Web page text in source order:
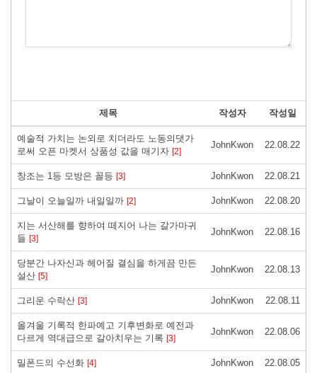
제목 작성자 작성일
예술적 가치는 논외로 치더라도 노동의댓가
로써 오픈 마켓서 상품성 값을 매기자 [2]
JohnKwon 22.08.22
창조는 1등 모방은 꼴등 [3] JohnKwon 22.08.21
그날이 오늘일까 내일일까 [2] JohnKwon 22.08.20
지는 서산해를 향하여 떼지어 나는 갈가마귀
들 [3]
JohnKwon 22.08.16
당분간 나자신과 헤어질 결심을 하게끔 만든
설산 [5]
JohnKwon 22.08.13
그리운 수락산 [3] JohnKwon 22.08.11
올겨울 기록적 한파예고 기후변화로 예전과
다르게 역대급으로 갈아치우는 기록 [3]
JohnKwon 22.08.06
밀폰드의 수선화 [4] JohnKwon 22.08.05